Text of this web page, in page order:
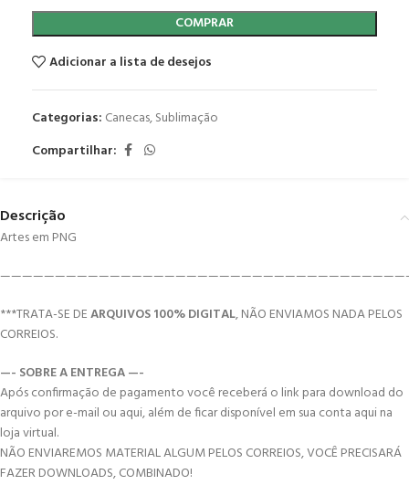
COMPRAR
Adicionar a lista de desejos
Categorias: Canecas,Sublimação
Compartilhar:
Descrição
Artes em PNG
***TRATA-SE DEARQUIVOS 100% DIGITAL, NÃO ENVIAMOS NADA PELOS
CORREIOS.
—- SOBRE A ENTREGA —-
Após confirmação de pagamento você receberá o link para download do
arquivo por e-mail ou aqui, além de ficar disponível em sua conta aqui na
loja virtual.
NÃO ENVIAREMOS MATERIAL ALGUM PELOS CORREIOS, VOCÊ PRECISARÁ
FAZER DOWNLOADS, COMBINADO!